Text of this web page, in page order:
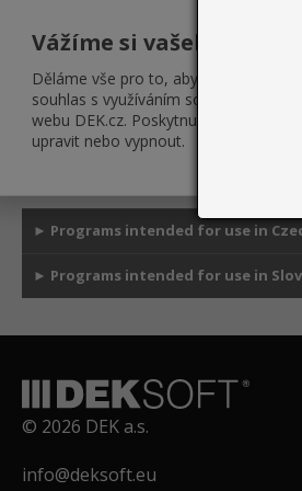
Vážíme si vašeho
Děláme vše pro to, abychom vám
souhlas s využíváním souborů
webu DEK.cz. Poskytnuté informace
upravit nebo vypnout.
THERMAL ANALYSIS 2D
PHOTOVOLTAICS
► Programs intended for use in
► Programs intended for use in
© 2026 DEK a.s.
info@deksoft.eu